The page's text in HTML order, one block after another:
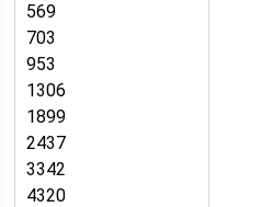
569
703
953
1306
1899
2437
3342
4320